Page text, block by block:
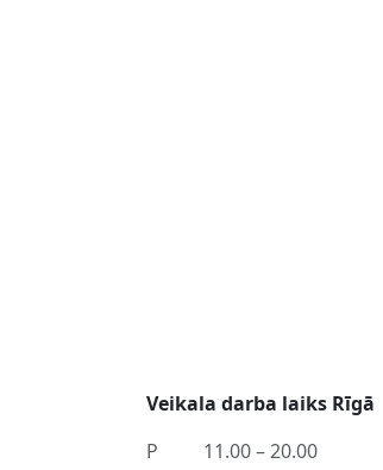
Veikala darba laiks Rīgā
P
11.00 – 20.00